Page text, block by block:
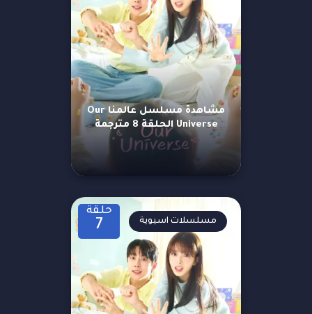
مشاهدة مسلسل عالمنا Our
Universe الحلقة 8 مترجمة
حلقة
7 مسلسلات اسيوية